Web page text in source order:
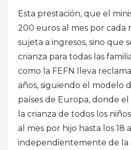
Esta prestación, que el
200 euros al mes por cada
sujeta a ingresos, sino que
crianza para todas las
como la FEFN lleva
años, siguiendo el modelo
países de Europa, donde
la crianza de todos los
al mes por hijo hasta los 18
independientemente de la